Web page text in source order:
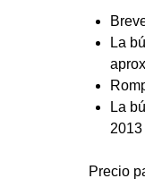
La
La
2013
Precio